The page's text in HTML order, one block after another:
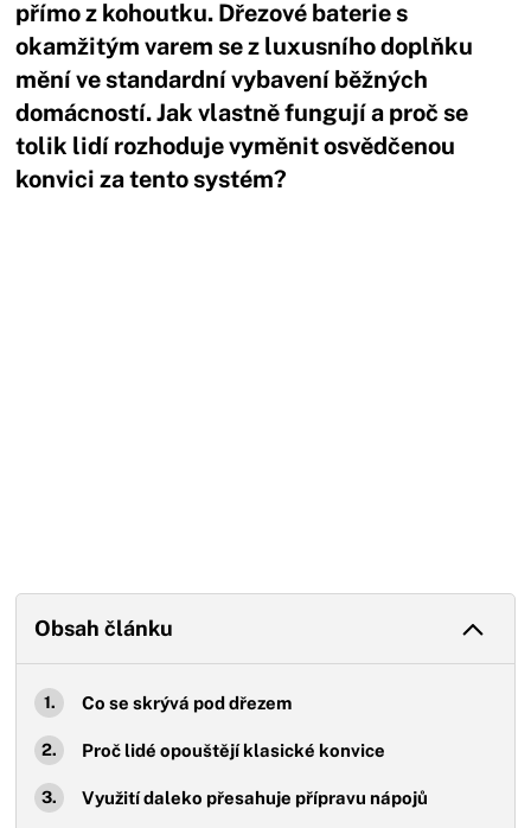
přímo z kohoutku. Dřezové baterie s
okamžitým varem se z luxusního doplňku
mění ve standardní vybavení běžných
domácností. Jak vlastně fungují a proč se
tolik lidí rozhoduje vyměnit osvědčenou
konvici za tento systém?
Obsah článku
Co se skrývá pod dřezem
Proč lidé opouštějí klasické konvice
Využití daleko přesahuje přípravu nápojů